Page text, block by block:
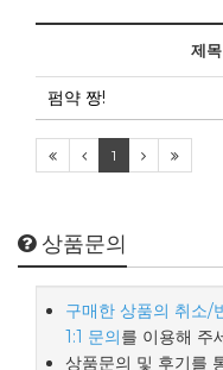
제목
펌약 짱!
1
상품문의
구매한 상품의 취소/
1:1 문의를 이용해 주
상품문의 및 후기를